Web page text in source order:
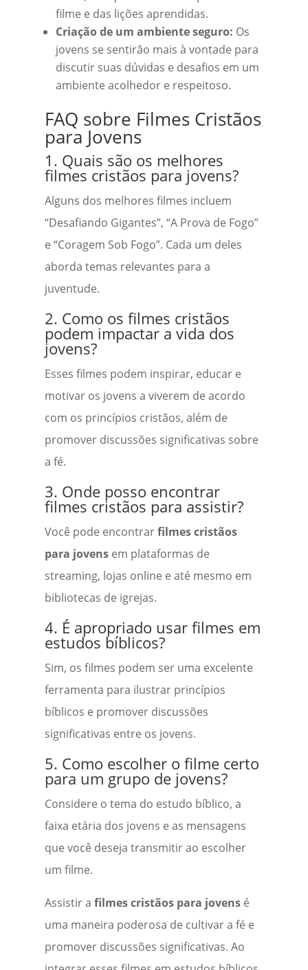
filme e das lições aprendidas.
Criação de um ambiente seguro: Os
jovens se sentirão mais à vontade para
discutir suas dúvidas e desafios em um
ambiente acolhedor e respeitoso.
FAQ sobre Filmes Cristãos
para Jovens
1. Quais são os melhores
filmes cristãos para jovens?
Alguns dos melhores filmes incluem
“Desafiando Gigantes”, “A Prova de Fogo”
e “Coragem Sob Fogo”. Cada um deles
aborda temas relevantes para a
juventude.
2. Como os filmes cristãos
podem impactar a vida dos
jovens?
Esses filmes podem inspirar, educar e
motivar os jovens a viverem de acordo
com os princípios cristãos, além de
promover discussões significativas sobre
a fé.
3. Onde posso encontrar
filmes cristãos para assistir?
Você pode encontrarfilmes cristãos
para jovensem plataformas de
streaming, lojas online e até mesmo em
bibliotecas de igrejas.
4. É apropriado usar filmes em
estudos bíblicos?
Sim, os filmes podem ser uma excelente
ferramenta para ilustrar princípios
bíblicos e promover discussões
significativas entre os jovens.
5. Como escolher o filme certo
para um grupo de jovens?
Considere o tema do estudo bíblico, a
faixa etária dos jovens e as mensagens
que você deseja transmitir ao escolher
um filme.
Assistir a filmes cristãos para jovensé
uma maneira poderosa de cultivar a fé e
promover discussões significativas. Ao